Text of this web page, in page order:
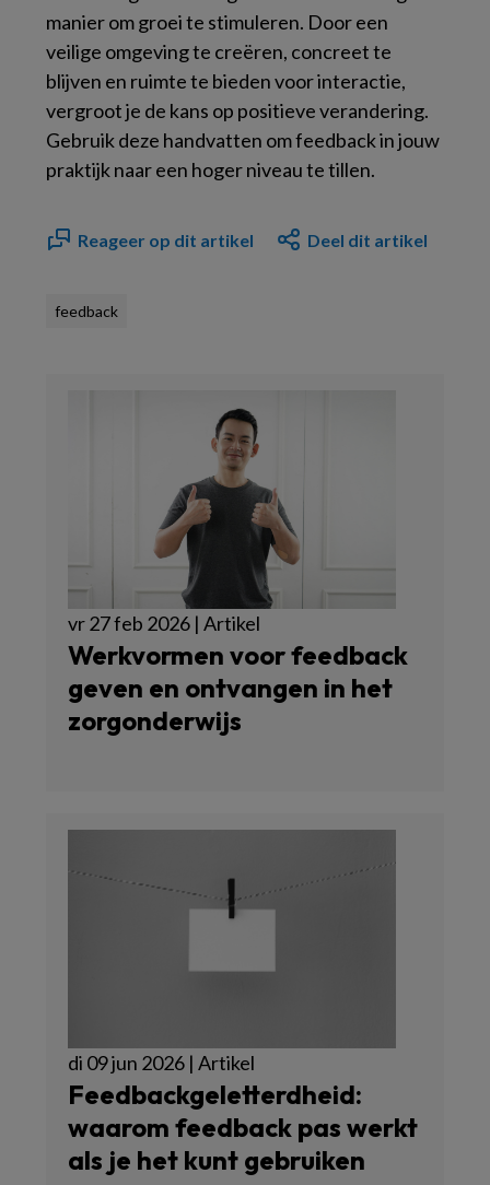
manier om groei te stimuleren. Door een
veilige omgeving te creëren, concreet te
blijven en ruimte te bieden voor interactie,
vergroot je de kans op positieve verandering.
Gebruik deze handvatten om feedback in jouw
praktijk naar een hoger niveau te tillen.
Reageer op dit artikel Deel dit artikel
feedback
vr 27 feb 2026 | Artikel
Werkvormen voor feedback
geven en ontvangen in het
zorgonderwijs
di 09 jun 2026 | Artikel
Feedbackgeletterdheid:
waarom feedback pas werkt
als je het kunt gebruiken